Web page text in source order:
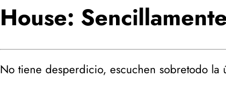
House:
No tiene desperdicio, escuchen sobretodo la